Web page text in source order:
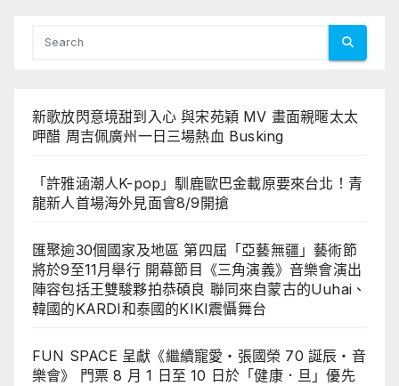
新歌放閃意境甜到入心 與宋苑穎 MV 畫面親暱太太
呷醋 周吉佩廣州一日三場熱血 Busking
「許雅涵潮人K-pop」馴鹿歐巴金載原要來台北！青
龍新人首場海外見面會8/9開搶
匯聚逾30個國家及地區 第四屆「亞藝無疆」藝術節
將於9至11月舉行 開幕節目《三角演義》音樂會演出
陣容包括王雙駿夥拍恭碩良 聯同來自蒙古的Uuhai、
韓國的KARDI和泰國的KIKI震懾舞台
FUN SPACE 呈獻《繼續寵愛・張國榮 70 誕辰・音
樂會》 門票 8 月 1 日至 10 日於「健康．旦」優先